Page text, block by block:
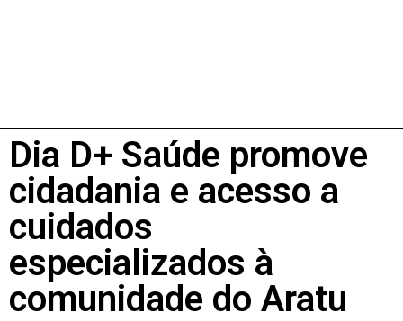
Dia D+ Saúde promove
cidadania e acesso a
cuidados
especializados à
comunidade do Aratu